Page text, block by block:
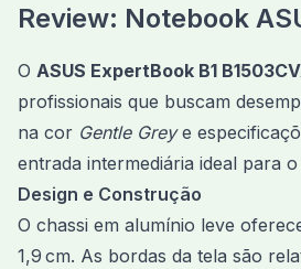
Review: Notebook
O ASUS ExpertBook B1
profissionais que buscam
na cor Gentle Greye
entrada intermediária ideal para
Design e Construção
O chassi em alumínio leve
1,9 cm. As bordas da tela são